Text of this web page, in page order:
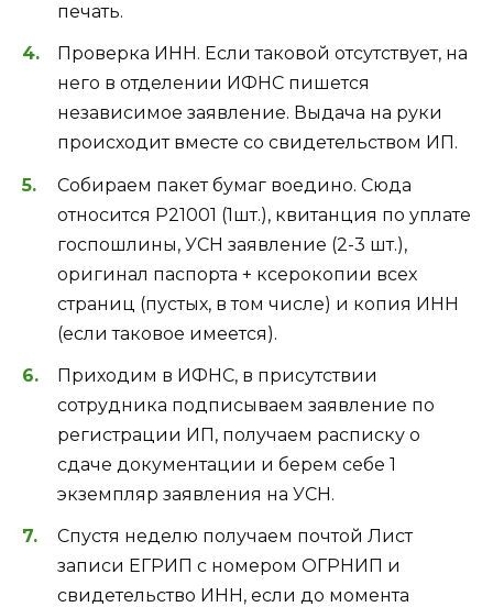
печать.
Проверка ИНН. Если таковой отсутствует, на
него в отделении ИФНС пишется
независимое заявление. Выдача на руки
происходит вместе со свидетельством ИП.
Собираем пакет бумаг воедино. Сюда
относится Р21001 (1шт.), квитанция по уплате
госпошлины, УСН заявление (2-3 шт.),
оригинал паспорта + ксерокопии всех
страниц (пустых, в том числе) и копия ИНН
(если таковое имеется).
Приходим в ИФНС, в присутствии
сотрудника подписываем заявление по
регистрации ИП, получаем расписку о
сдаче документации и берем себе 1
экземпляр заявления на УСН.
Спустя неделю получаем почтой Лист
записи ЕГРИП с номером ОГРНИП и
свидетельство ИНН, если до момента